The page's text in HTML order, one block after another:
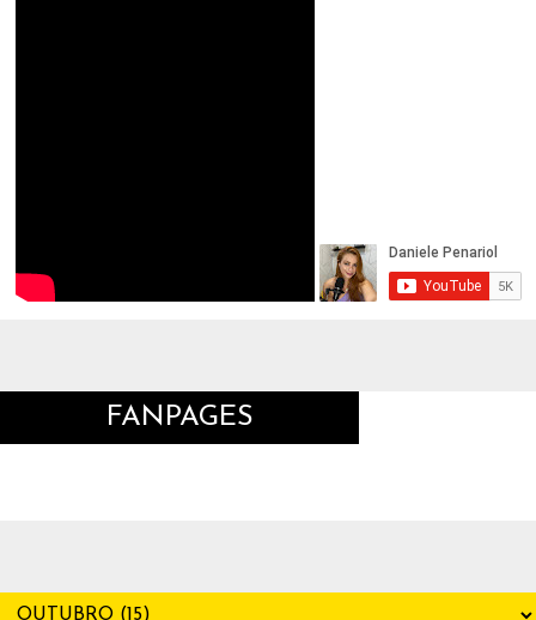
FANPAGES